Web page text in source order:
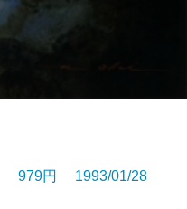
979円 1993/01/28